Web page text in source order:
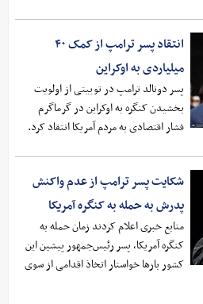
انتقاد پسر ترامپ از کمک ۴۰
میلیاردی به اوکراین
پسر دونالد ترامپ در توییتی از اولویت
بخشیدن کنگره به اوکراین در گرماگرم
فشار اقتصادی به مردم آمریکا انتقاد کرد.
شکایت پسر ترامپ از عدم واکنش
پدرش به حمله به کنگره آمریکا
منابع خبری اعلام کردند زمان حمله به
کنگره آمریکا، پسر رئیس‌جمهور پیشین این
کشور بارها خواستار اتخاذ اقدامی از سوی